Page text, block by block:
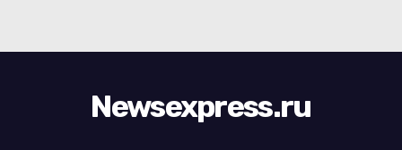
Newsexpress.ru